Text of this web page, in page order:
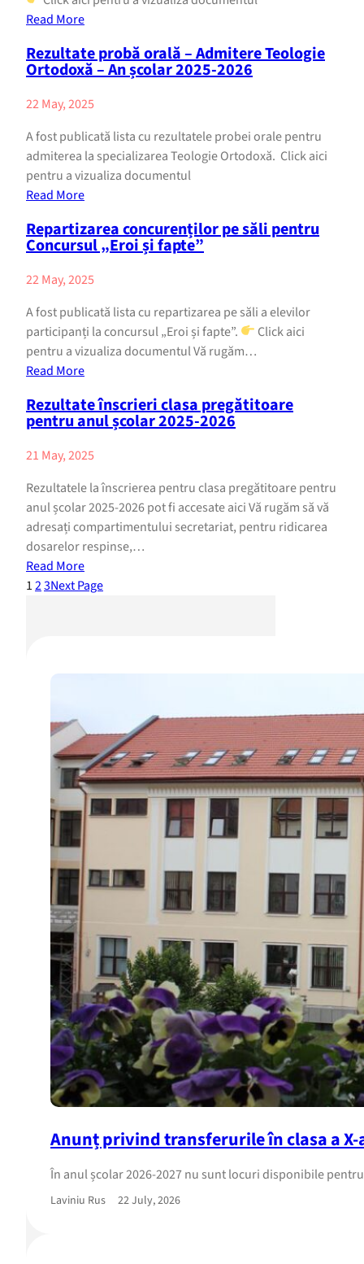
Read More
Rezultate probă orală – Admitere Teologie
Ortodoxă – An școlar 2025-2026
22 May, 2025
A fost publicată lista cu rezultatele probei orale pentru
admiterea la specializarea Teologie Ortodoxă. Click aici
pentru a vizualiza documentul
Read More
Repartizarea concurenților pe săli pentru
Concursul „Eroi și fapte”
22 May, 2025
A fost publicată lista cu repartizarea pe săli a elevilor
participanți la concursul „Eroi și fapte”.
Click aici
pentru a vizualiza documentul Vă rugăm…
Read More
Rezultate înscrieri clasa pregătitoare
pentru anul școlar 2025-2026
21 May, 2025
Rezultatele la înscrierea pentru clasa pregătitoare pentru
anul școlar 2025-2026 pot fi accesate aici Vă rugăm să vă
adresați compartimentului secretariat, pentru ridicarea
dosarelor respinse,…
Read More
123Next Page
Anunț privind transferurile în clasa a X-
În anul școlar 2026-2027 nu sunt locuri disponibile
Laviniu Rus 22 July, 2026